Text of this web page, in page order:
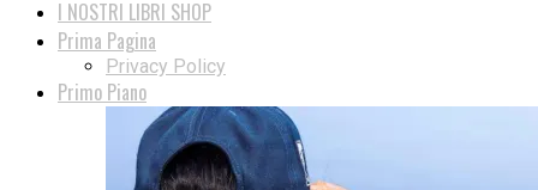
I NOSTRI LIBRI SHOP
Prima Pagina
Privacy Policy
Primo Piano